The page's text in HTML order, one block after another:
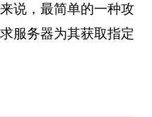
说，最简单的一种攻
服务器为其获取指定